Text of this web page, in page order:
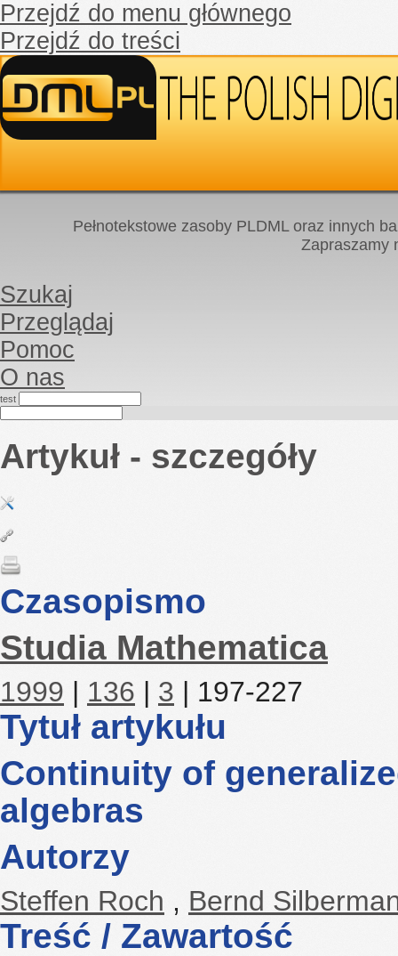
Przejdź do menu głównego
Przejdź do treści
Pełnotekstowe zasoby PLDML oraz innych
Zapraszamy
Szukaj
Przeglądaj
Pomoc
O nas
test
Artykuł - szczegóły
Czasopismo
Studia Mathematica
1999 | 136 | 3 | 197-227
Tytuł artykułu
Continuity of
algebras
Autorzy
Steffen Roch , Bernd
Treść / Zawartość